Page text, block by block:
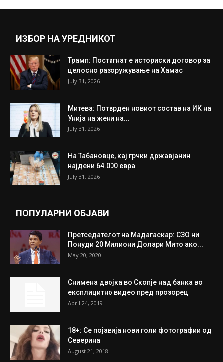
ИЗБОР НА УРЕДНИКОТ
Трамп: Постигнат е историски договор за
целосно разоружување на Хамас
July 31, 2026
Митева: Потврден новиот состав на ИК на
Унија на жени на...
July 31, 2026
На Табановце, кај грчки државјанин
најдени 64.000 евра
July 31, 2026
ПОПУЛАРНИ ОБЈАВИ
Претседателот на Мадагаскар: СЗО ни
Понуди 20 Милиони Долари Мито ако...
May 20, 2020
Снимена двојка во Скопје над банка во
експлицитно видео пред прозорец
April 24, 2019
18+: Се појавија нови голи фотографии од
Северина
August 21, 2018